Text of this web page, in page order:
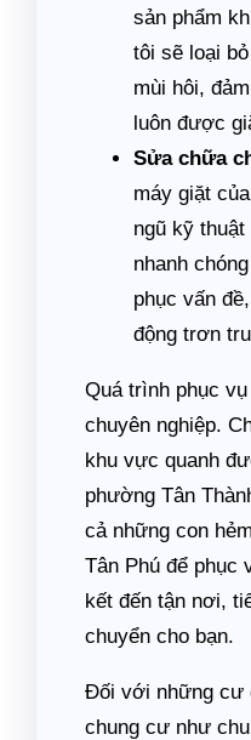
sản phẩm
tôi sẽ loại
mùi hôi,
luôn được
Sửa chữa
máy giặt
ngũ kỹ
nhanh
phục vấn
động trơn
Quá trình phục
chuyên nghiệp.
khu vực quanh
phường Tân
cả những con
Tân Phú để phục
kết đến tận nơi,
chuyển cho bạn.
Đối với những cư
chung cư như